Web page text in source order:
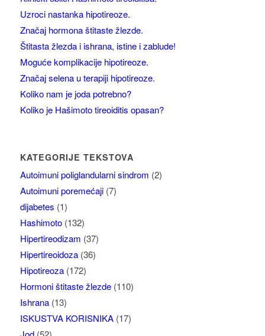
Uzroci nastanka hipotireoze.
Značaj hormona štitaste žlezde.
Štitasta žlezda i ishrana, istine i zablude!
Moguće komplikacije hipotireoze.
Značaj selena u terapiji hipotireoze.
Koliko nam je joda potrebno?
Koliko je Hašimoto tireoiditis opasan?
KATEGORIJE TEKSTOVA
Autoimuni poliglandularni sindrom (2)
Autoimuni poremećaji(7)
dijabetes (1)
Hashimoto(132)
Hipertireodizam (37)
Hipertireoidoza(36)
Hipotireoza(172)
Hormoni štitaste žlezde(110)
Ishrana(13)
ISKUSTVA KORISNIKA(17)